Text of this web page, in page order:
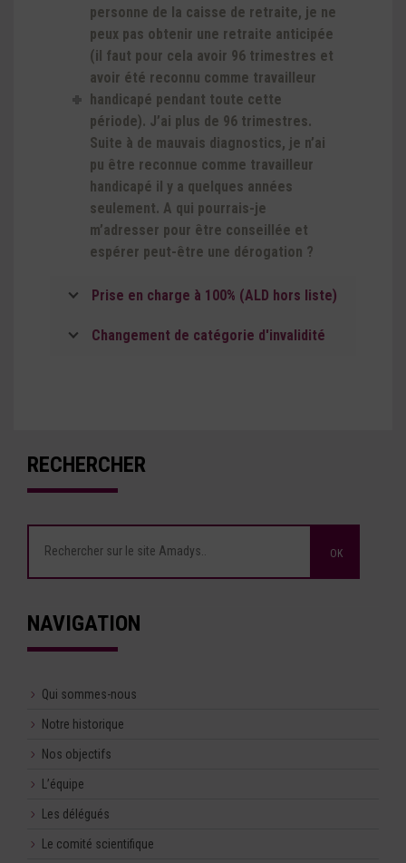
personne de la caisse de retraite, je ne
peux pas obtenir une retraite anticipée
(il faut pour cela avoir 96 trimestres et
avoir été reconnu comme travailleur
handicapé pendant toute cette
période). J’ai plus de 96 trimestres.
Suite à de mauvais diagnostics, je n’ai
pu être reconnue comme travailleur
handicapé il y a quelques années
seulement. A qui pourrais-je
m’adresser pour être conseillée et
espérer peut-être une dérogation ?
Prise en charge à 100% (ALD hors liste)
Changement de catégorie d'invalidité
RECHERCHER
NAVIGATION
Qui sommes-nous
Notre historique
Nos objectifs
L’équipe
Les délégués
Le comité scientifique